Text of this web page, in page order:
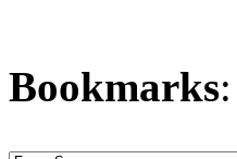
Bookmarks: